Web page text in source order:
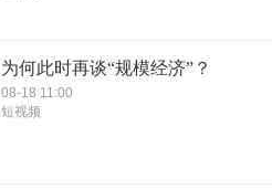
为何此时再谈“规模经济”？
08-18 11:00
短视频